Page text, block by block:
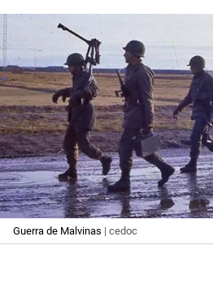
Guerra de Malvinas | cedoc